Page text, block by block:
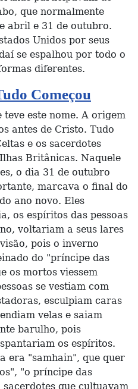
que normalmente
abril e 31 de outubro.
Unidos por seus
se espalhou por todo o
diferentes.
Começou
teve este nome. A origem
antes de Cristo. Tudo
e os sacerdotes
Britânicas. Naquele
o dia 31 de outubro
marcava o final do
ano novo. Eles
os espíritos das pessoas
voltariam a seus lares
pois o inverno
do "príncipe das
os mortos viessem
se vestiam com
esculpiam caras
velas e saiam
barulho, pois
os espíritos.
era "samhain", que quer
"o príncipe das
que cultuavam